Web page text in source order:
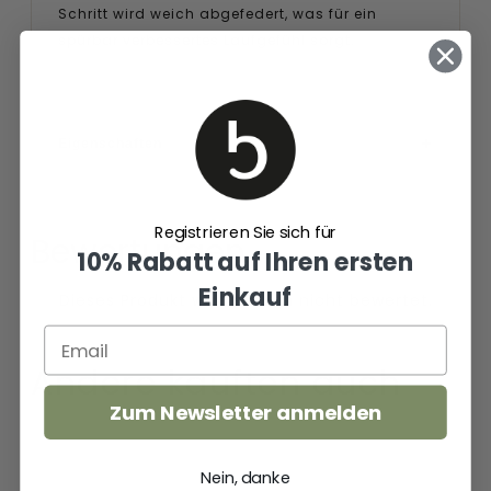
Schritt wird weich abgefedert, was für ein
Bewertungen
Andere kauften auch
Wally
Damen
33.517
Registrieren Sie sich für
10% Rabatt auf Ihren ersten
Einkauf
Zum Newsletter anmelden
Nein, danke